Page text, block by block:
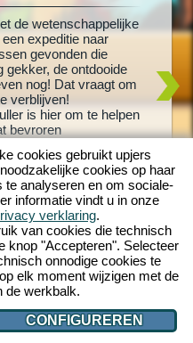
de wetenschappelijke
expeditie naar
gevonden die
gekker, de ontdooide
nog! Dat vraagt om
verblijven!
is hier om te helpen
bevroren
achter komen wat er
Stort je in een
met Dinosaur Park -
en
met T-
ultieme
om te
cookies gebruikt upjers
cookies op haar
analyseren en om sociale-
informatie vindt u in onze
verklaring.
van cookies die technisch
knop "Accepteren". Selecteer
onnodige cookies te
elk moment wijzigen met de
de werkbalk.
CONFIGUREREN